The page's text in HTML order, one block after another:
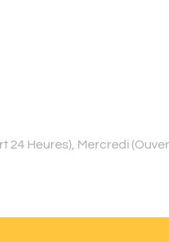
Heures), Mercredi